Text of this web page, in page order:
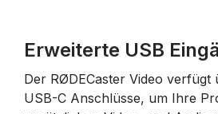
Erweiterte USB
Der RØDECaster Video verfügt
USB-C Anschlüsse, um Ihre